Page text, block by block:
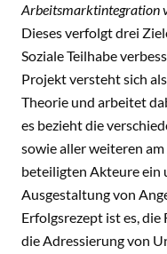
Arbeitsmarktintegration
Dieses verfolgt drei
Soziale Teilhabe
Projekt versteht sich
Theorie und arbeitet
es bezieht die
sowie aller weiteren
beteiligten Akteure ein
Ausgestaltung von
Erfolgsrezept ist es, die
die Adressierung von